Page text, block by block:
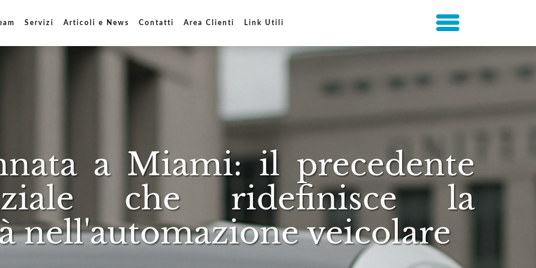
Servizi Articoli e News Contatti Area Clienti Link Utili
a Miami: il precedente
che ridefinisce la
nell'automazione veicolare